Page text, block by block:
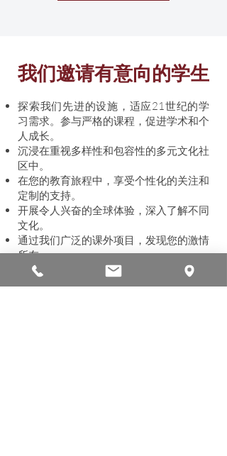
我们邀请有意向的学生
探索我们先进的设施，适应21世纪的学
习需求。参与严格的课程，促进学术和个
人成长。
沉浸在重视多样性和包容性的多元文化社
区中。
在您的教育旅程中，享受个性化的关注和
定制的支持。
开展令人兴奋的全球体验，深入了解不同
文化。
通过我们广泛的课外项目，发现您的激情
所在。
感谢您考虑将ACIS作为您的教育之家。